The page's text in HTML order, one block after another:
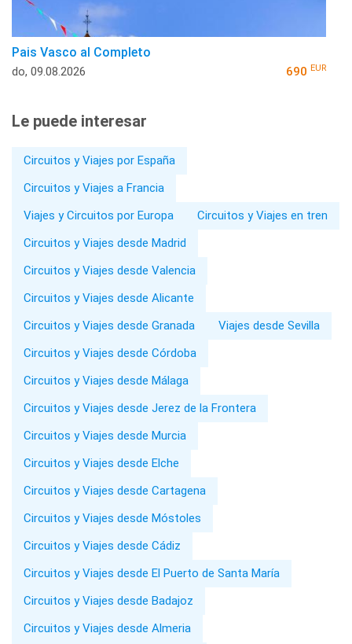
Pais Vasco al Completo
do, 09.08.2026 690 EUR
Le puede interesar
Circuitos y Viajes por España
Circuitos y Viajes a Francia
Viajes y Circuitos por Europa
Circuitos y Viajes en tren
Circuitos y Viajes desde Madrid
Circuitos y Viajes desde Valencia
Circuitos y Viajes desde Alicante
Circuitos y Viajes desde Granada
Viajes desde Sevilla
Circuitos y Viajes desde Córdoba
Circuitos y Viajes desde Málaga
Circuitos y Viajes desde Jerez de la Frontera
Circuitos y Viajes desde Murcia
Circuitos y Viajes desde Elche
Circuitos y Viajes desde Cartagena
Circuitos y Viajes desde Móstoles
Circuitos y Viajes desde Cádiz
Circuitos y Viajes desde El Puerto de Santa María
Circuitos y Viajes desde Badajoz
Circuitos y Viajes desde Almeria